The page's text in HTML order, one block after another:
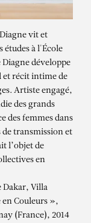
vit et
études à l'École
développe
et récit intime de
Artiste engagé,
des grands
des femmes dans
de transmission et
l’objet de
en
Dakar, Villa
Couleurs »,
(France), 2014